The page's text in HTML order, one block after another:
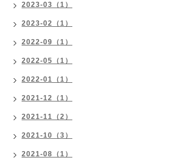
2023-03（1）
2023-02（1）
2022-09（1）
2022-05（1）
2022-01（1）
2021-12（1）
2021-11（2）
2021-10（3）
2021-08（1）